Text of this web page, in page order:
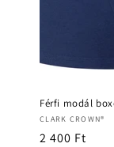
Férfi modál
Forgalmazó:
CLARK CROWN®
Normál
2 400 Ft